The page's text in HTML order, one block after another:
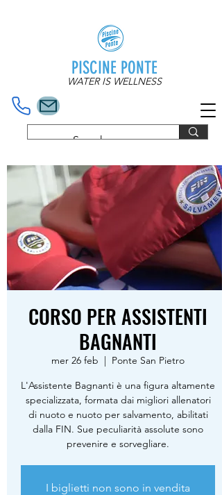
PISCINE PONTE
WATER IS WELLNESS
CORSO PER ASSISTENTI
BAGNANTI
mer 26 feb
  |
Ponte San Pietro
L'Assistente Bagnanti è una figura altamente
specializzata, formata dai migliori allenatori
di nuoto e nuoto per salvamento, abilitati
dalla FIN. Sue peculiarità assolute sono
I biglietti non sono in vendita